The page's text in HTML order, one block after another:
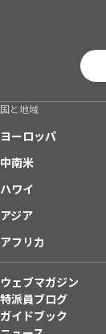
国と地域
ヨーロッパ
中南米
ハワイ
アジア
アフリカ
ウェブマガジン
特派員ブログ
ガイドブック